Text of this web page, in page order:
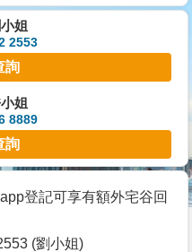
姐
2553
詢
姐
8889
詢
登記可享有額外宅谷回
(劉小姐)